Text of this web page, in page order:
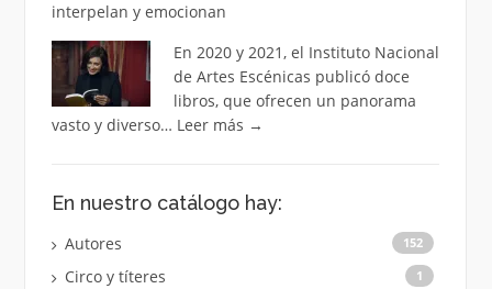
interpelan y emocionan
En 2020 y 2021, el Instituto Nacional
de Artes Escénicas publicó doce
libros, que ofrecen un panorama
vasto y diverso… Leer más →
En nuestro catálogo hay:
Autores 152
Circo y títeres 1